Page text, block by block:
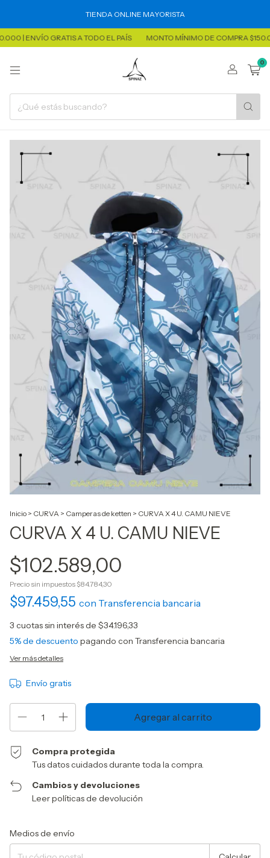
TIENDA ONLINE MAYORISTA
| ENVÍO GRATIS A TODO EL PAÍS MONTO MÍNIMO DE COMPRA
0
Inicio > CURVA > Camperas de ketten > CURVA X 4 U. CAMU NIEVE
CURVA X 4 U. CAMU NIEVE
$102.589,00
Precio sin impuestos $84.784,30
$97.459,55 con Transferencia bancaria
3 cuotas sin interés de $34.196,33
5% de descuento pagando con Transferencia bancaria
Ver más detalles
Envío gratis
Compra protegida
Tus datos cuidados durante toda la compra.
Cambios y devoluciones
Leer políticas de devolución
Entregas para el CP:
Medios de envío